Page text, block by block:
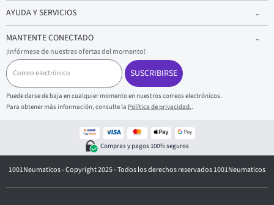
AYUDA Y SERVICIOS
MANTENTE CONECTADO
¡Infórmese de nuestras ofertas del momento!
C
o
r
r
e
o
n
SUSCRIBIRSE
Puede darse de baja en cualquier momento en nuestros correos electrónicos.
Para obtener más información, consulte la Política de privacidad..
Compras y pagos 100% seguros
1001Neumaticos - Copyright 2025 - Todos los derechos reservados 1001Neumaticos